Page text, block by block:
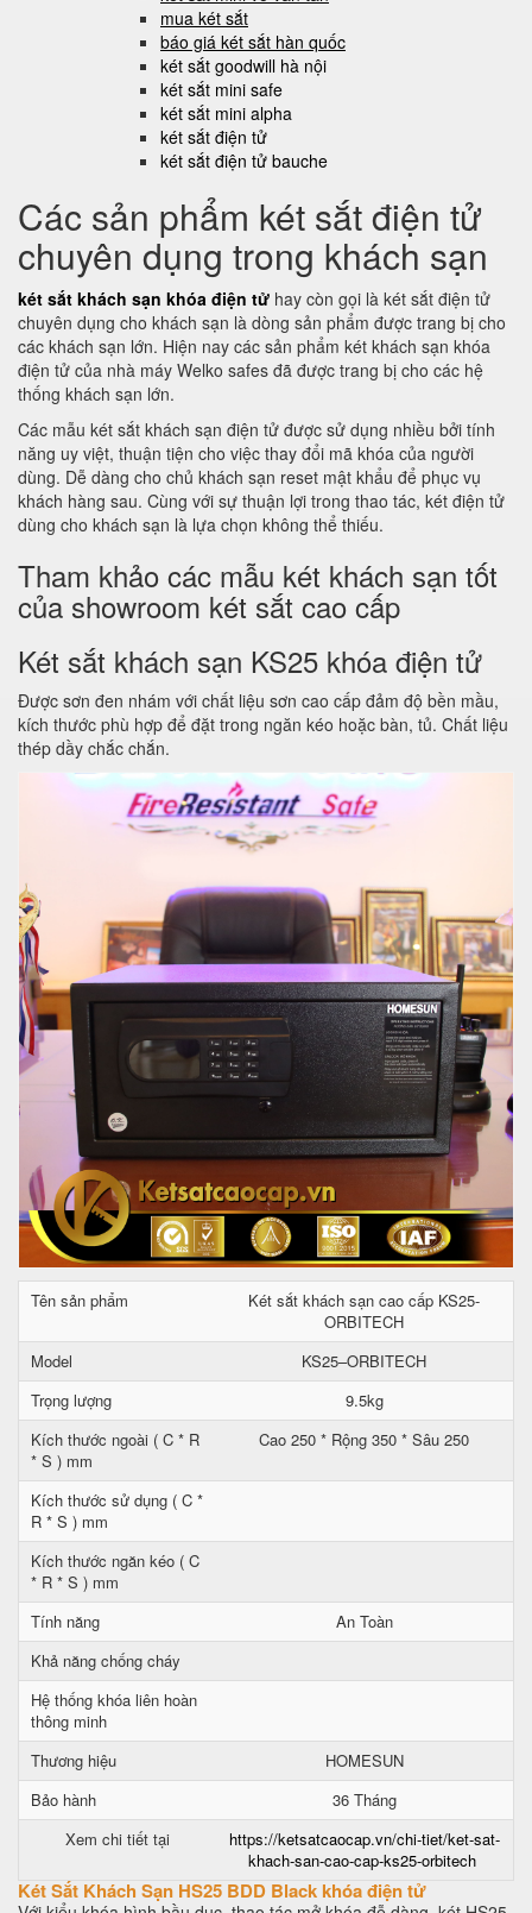
mua két sắt
báo giá két sắt hàn quốc
két sắt goodwill hà nội
két sắt mini safe
két sắt mini alpha
két sắt điện tử
két sắt điện tử bauche
Các sản phẩm két sắt điện tử
chuyên dụng trong khách sạn
két sắt khách sạn khóa điện tử hay còn gọi là két sắt điện tử
chuyên dụng cho khách sạn là dòng sản phẩm được trang bị cho
các khách sạn lớn. Hiện nay các sản phẩm két khách sạn khóa
điện tử của nhà máy Welko safes đã được trang bị cho các hệ
thống khách sạn lớn.
Các mẫu két sắt khách sạn điện tử được sử dụng nhiều bởi tính
năng uy việt, thuận tiện cho việc thay đổi mã khóa của người
dùng. Dễ dàng cho chủ khách sạn reset mật khẩu để phục vụ
khách hàng sau. Cùng với sự thuận lợi trong thao tác, két điện tử
dùng cho khách sạn là lựa chọn không thể thiếu.
Tham khảo các mẫu két khách sạn tốt
của showroom két sắt cao cấp
Két sắt khách sạn KS25 khóa điện tử
Được sơn đen nhám với chất liệu sơn cao cấp đảm độ bền mầu,
kích thước phù hợp để đặt trong ngăn kéo hoặc bàn, tủ. Chất liệu
thép dầy chắc chắn.
Tên sản phẩm
Két sắt khách sạn cao cấp KS25-
ORBITECH
Model
KS25–ORBITECH
Trọng lượng
9.5kg
Kích thước ngoài ( C * R
* S ) mm
Cao 250 * Rộng 350 * Sâu 250
Kích thước sử dụng ( C *
R * S ) mm
Kích thước ngăn kéo ( C
* R * S ) mm
Tính năng
An Toàn
Khả năng chống cháy
Hệ thống khóa liên hoàn
thông minh
Thương hiệu
HOMESUN
Bảo hành
36 Tháng
Xem chi tiết tại
https://ketsatcaocap.vn/chi-tiet/ket-sat-
khach-san-cao-cap-ks25-orbitech
Két Sắt Khách Sạn HS25 BDD Black khóa điện tử